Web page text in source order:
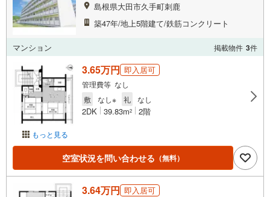
島根県大田市久手町刺鹿
築47年/地上5階建て/鉄筋コンクリート
マンション 掲載物件 3件
もっと見る
3.65万円 即入居可
管理費等 なし
敷
なし※ 礼 なし
2DK 39.83m2 2階
空室状況を問い合わせる （無料）
3.64万円 即入居可